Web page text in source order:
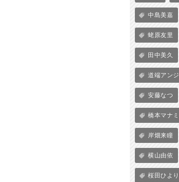
中島美嘉
蛯原友里
田中美久
道端アン
安藤なつ
橋本マナミ
岸畑来瞳
横山由依
桜田ひより